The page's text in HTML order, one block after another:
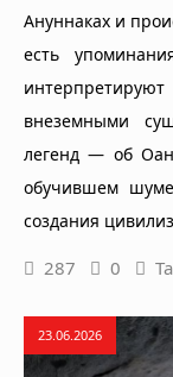
Ануннаках и
есть
внеземными
легенд — об
обучившем
создания
287 0
23.06.2026